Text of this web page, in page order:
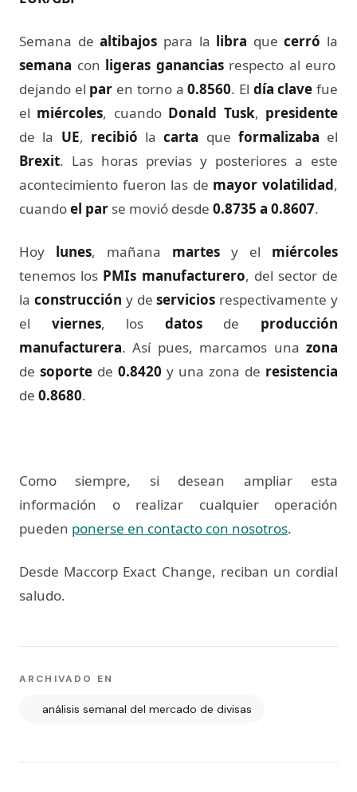
Semana dealtibajos para la libra quecerró la
semana con ligeras gananciasrespecto al euro
dejando el par en torno a0.8560. El día clave fue
el miércoles, cuando Donald Tusk, presidente
de la UE, recibió lacarta que formalizaba el
Brexit. Las horas previas y posteriores a este
acontecimiento fueron las de mayor volatilidad,
cuandoel par se movió desde 0.8735 a 0.8607.
Hoy lunes, mañana martes y el miércoles
tenemos los PMIs manufacturero, del sector de
la construcción y deservicios respectivamente y
el viernes, los datosde producción
manufacturera. Así pues, marcamos una zona
de soporte de 0.8420 y una zona de resistencia
de 0.8680.
Como siempre, si desean ampliar esta
información o realizar cualquier operación
pueden ponerse en contacto con nosotros.
Desde Maccorp Exact Change, reciban un cordial
saludo.
ARCHIVADO EN
análisis semanal del mercado de divisas